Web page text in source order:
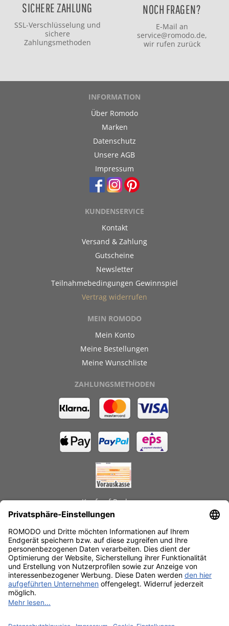
SICHERE ZAHLUNG
SSL-Verschlüsselung und
sichere
Zahlungsmethoden
NOCH FRAGEN?
E-Mail an
service@romodo.de,
wir rufen zurück
INFORMATION
Über Romodo
Marken
Datenschutz
Unsere AGB
Impressum
KUNDENSERVICE
Kontakt
Versand & Zahlung
Gutscheine
Newsletter
Teilnahmebedingungen Gewinnspiel
Vertrag widerrufen
MEIN ROMODO
Mein Konto
Meine Bestellungen
Meine Wunschliste
ZAHLUNGSMETHODEN
Kauf auf Rechnung
Schnelle Lieferzeiten
Käuferschutz
Datenschutz
SSL-Verschlüsselung